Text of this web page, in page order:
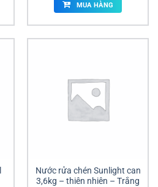
MUA HÀNG
Nước rửa chén Sunlight can
3,6kg – thiên nhiên – Trắng